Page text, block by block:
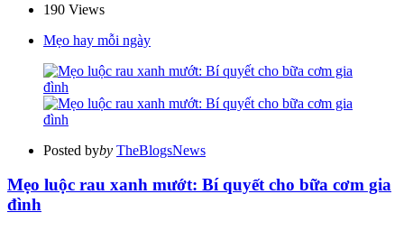
190 Views
Mẹo hay mỗi ngày
Posted byby TheBlogsNews
Mẹo luộc rau xanh mướt: Bí quyết cho bữa cơm gia
đình